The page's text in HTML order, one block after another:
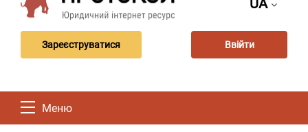
Зареєструватися Ввійти
Меню